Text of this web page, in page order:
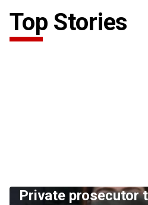
Top Stories
Private prosecutor